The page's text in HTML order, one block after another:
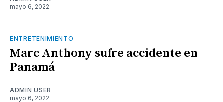
mayo 6, 2022
ENTRETENIMIENTO
Marc Anthony sufre accidente en
Panamá
ADMIN USER
mayo 6, 2022